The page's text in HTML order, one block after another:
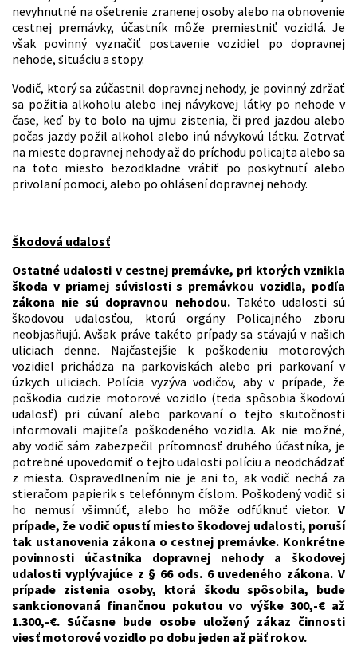
nevyhnutné na ošetrenie zranenej osoby alebo na obnovenie
cestnej premávky, účastník môže premiestniť vozidlá. Je
však povinný vyznačiť postavenie vozidiel po dopravnej
nehode, situáciu a stopy.
Vodič, ktorý sa zúčastnil dopravnej nehody, je povinný zdržať
sa požitia alkoholu alebo inej návykovej látky po nehode v
čase, keď by to bolo na ujmu zistenia, či pred jazdou alebo
počas jazdy požil alkohol alebo inú návykovú látku. Zotrvať
na mieste dopravnej nehody až do príchodu policajta alebo sa
na toto miesto bezodkladne vrátiť po poskytnutí alebo
privolaní pomoci, alebo po ohlásení dopravnej nehody.
Škodová udalosť
Ostatné udalosti v cestnej premávke, pri ktorých vznikla
škoda v priamej súvislosti s premávkou vozidla, podľa
zákona nie sú dopravnou nehodou.Takéto udalosti sú
škodovou udalosťou, ktorú orgány Policajného zboru
neobjasňujú. Avšak práve takéto prípady sa stávajú v našich
uliciach denne. Najčastejšie k poškodeniu motorových
vozidiel prichádza na parkoviskách alebo pri parkovaní v
úzkych uliciach. Polícia vyzýva vodičov, aby v prípade, že
poškodia cudzie motorové vozidlo (teda spôsobia škodovú
udalosť) pri cúvaní alebo parkovaní o tejto skutočnosti
informovali majiteľa poškodeného vozidla. Ak nie možné,
aby vodič sám zabezpečil prítomnosť druhého účastníka, je
potrebné upovedomiť o tejto udalosti políciu a neodchádzať
z miesta. Ospravedlnením nie je ani to, ak vodič nechá za
stieračom papierik s telefónnym číslom. Poškodený vodič si
ho nemusí všimnúť, alebo ho môže odfúknuť vietor. V
prípade, že vodič opustí miesto škodovej udalosti, poruší
tak ustanovenia zákona o cestnej premávke. Konkrétne
povinnosti účastníka dopravnej nehody a škodovej
udalosti vyplývajúce z § 66 ods. 6 uvedeného zákona. V
prípade zistenia osoby, ktorá škodu spôsobila, bude
sankcionovaná finančnou pokutou vo výške 300,-€ až
1.300,-€. Súčasne bude osobe uložený zákaz činnosti
viesť motorové vozidlo po dobu jeden až päť rokov.